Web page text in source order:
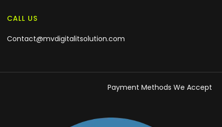
CALL US
Contact@mvdigitalitsolution.com
Payment Methods We Accept